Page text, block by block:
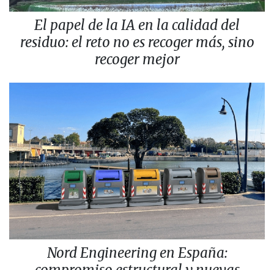
El papel de la IA en la calidad del
residuo: el reto no es recoger más, sino
recoger mejor
Nord Engineering en España: